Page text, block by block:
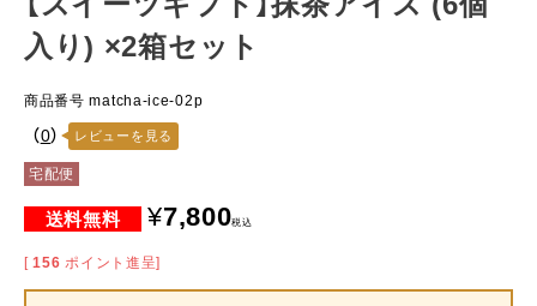
入り) ×2箱セット
商品番号 matcha-ice-02p
（0） レビューを見る
宅配便
¥7,800税込
[ 156 ポイント進呈]